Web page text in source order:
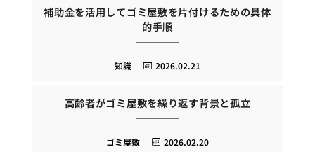
補助金を活用してゴミ屋敷を片付けるための具体
的手順
2026.02.21
知識
高齢者がゴミ屋敷を繰り返す背景と孤立
2026.02.20
ゴミ屋敷